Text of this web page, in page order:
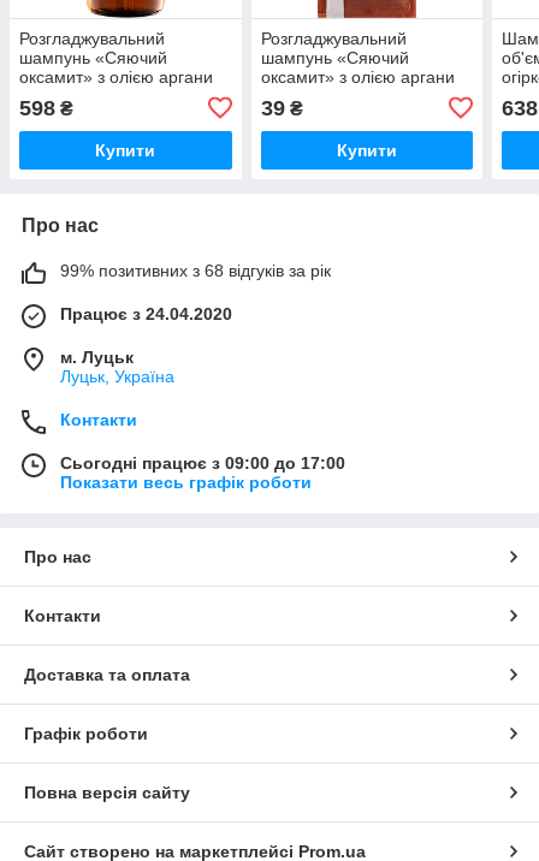
Розгладжувальний
шампунь «Сяючий
оксамит» з олією аргани
598 ₴
Купити
Розгладжувальний
шампунь «Сяючий
оксамит» з олією аргани
39₴
Купити
638
Про нас
99% позитивних з 68 відгуків за рік
Працює з 24.04.2020
м. Луцьк
Луцьк, Україна
Контакти
Сьогодні працює з 09:00 до 17:00
Показати весь графік роботи
Про нас
Контакти
Доставка та оплата
Графік роботи
Повна версія сайту
Сайт створено на маркетплейсі Prom.ua